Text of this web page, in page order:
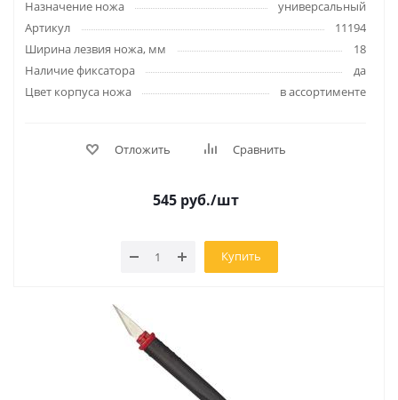
Назначение ножа
универсальный
Артикул
11194
Ширина лезвия ножа, мм
18
Наличие фиксатора
да
Цвет корпуса ножа
в ассортименте
Отложить Сравнить
545 руб./шт
Купить